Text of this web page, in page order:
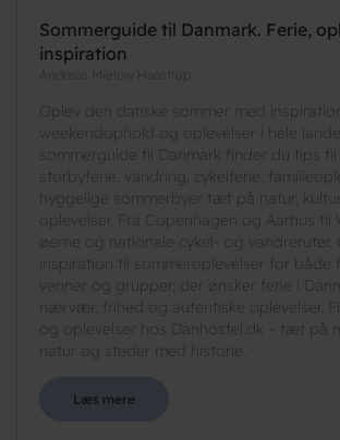
Sommerguide til Danmark. Ferie,
inspiration
Andreas Mielow Haastrup
Oplev den danske sommer med inspiration
weekendophold og oplevelser i hele
sommerguide til Danmark finder du tips til
storbyferie, vandring, cykelferie,
hyggelige sommerbyer tæt på natur, kultur
oplevelser. Fra Copenhagen og Aarhus til
øerne og nationale cykel- og vandreruter.
inspiration til sommeroplevelser for både
venner og grupper, der ønsker ferie i
nærvær, frihed og autentiske oplevelser.
og oplevelser hos Danhostel.dk – tæt på
natur og steder med historie.
Læs mere